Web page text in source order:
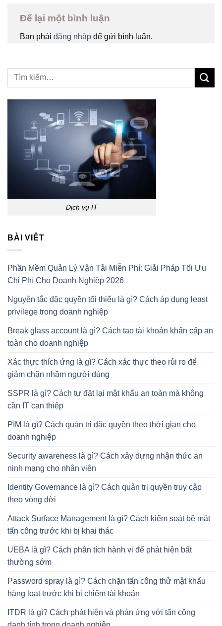
Để lại một bình luận
Bạn phải đăng nhập để gửi bình luận.
Dịch vụ IT
BÀI VIÊT
Phần Mềm Quản Lý Vận Tải Miễn Phí: Giải Pháp Tối Ưu
Chi Phí Cho Doanh Nghiệp 2026
Nguyên tắc đặc quyền tối thiểu là gì? Cách áp dụng least
privilege trong doanh nghiệp
Break glass account là gì? Cách tạo tài khoản khẩn cấp an
toàn cho doanh nghiệp
Xác thực thích ứng là gì? Cách xác thực theo rủi ro để
giảm chặn nhầm người dùng
SSPR là gì? Cách tự đặt lại mật khẩu an toàn mà không
cần IT can thiệp
PIM là gì? Cách quản trị đặc quyền theo thời gian cho
doanh nghiệp
Security awareness là gì? Cách xây dựng nhận thức an
ninh mạng cho nhân viên
Identity Governance là gì? Cách quản trị quyền truy cập
theo vòng đời
Attack Surface Management là gì? Cách kiểm soát bề mặt
tấn công trước khi bị khai thác
UEBA là gì? Cách phân tích hành vi để phát hiện bất
thường sớm
Password spray là gì? Cách chặn tấn công thử mật khẩu
hàng loạt trước khi bị chiếm tài khoản
ITDR là gì? Cách phát hiện và phản ứng với tấn công